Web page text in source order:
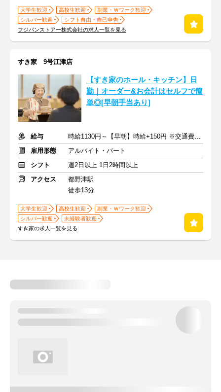
大学生歓迎 高校生歓迎
副業・Ｗワーク歓迎
シルバー歓迎
シフト自由・自己申告
フジパンストアー株式会社の求人一覧を見る
すき家 9号江津店
【すき家のホール・キッチン】日
勤｜オーダー&お会計はセルフで簡
単◎[早朝手当あり]
給与
時給1130円～【早朝】時給+150円 ※交通費支給
雇用形態
アルバイト・パート
シフト
週2日以上 1日2時間以上
アクセス
都野津駅
徒歩13分
大学生歓迎 高校生歓迎
副業・Ｗワーク歓迎
シルバー歓迎
未経験者歓迎
すき家の求人一覧を見る